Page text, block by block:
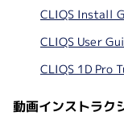
CLIQS Install
CLIQS User
CLIQS 1D Pro
動画インストラク